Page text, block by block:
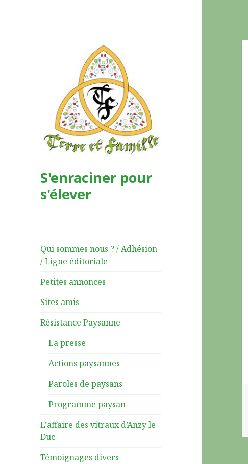
S'enraciner pour
s'élever
Qui sommes nous ? / Adhésion
/ Ligne éditoriale
Petites annonces
Sites amis
Résistance Paysanne
La presse
Actions paysannes
Paroles de paysans
Programme paysan
L’affaire des vitraux d’Anzy le
Duc
Témoignages divers